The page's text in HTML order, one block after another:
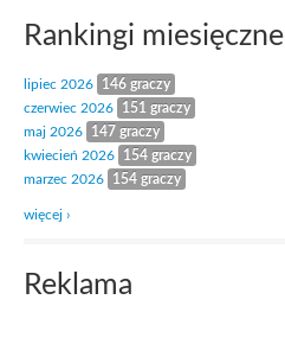
Rankingi miesięczne
lipiec 2026
146 graczy
czerwiec 2026
151 graczy
maj 2026
147 graczy
kwiecień 2026
154 graczy
marzec 2026
154 graczy
więcej ›
Reklama